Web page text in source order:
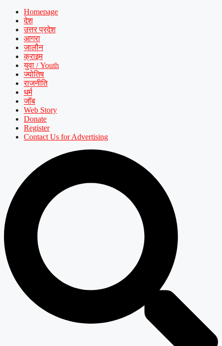
Homepage
देश
उत्तर प्रदेश
आगरा
जालौन
क्राइम
युवा / Youth
ज्योतिष
राजनीति
धर्म
जॉब
Web Story
Donate
Register
Contact Us for Advertising